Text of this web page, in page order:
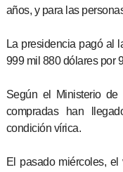
años, y para las
La presidencia pagó al
999 mil 880 dólares por
Según el Ministerio
compradas han
condición vírica.
El pasado miércoles,